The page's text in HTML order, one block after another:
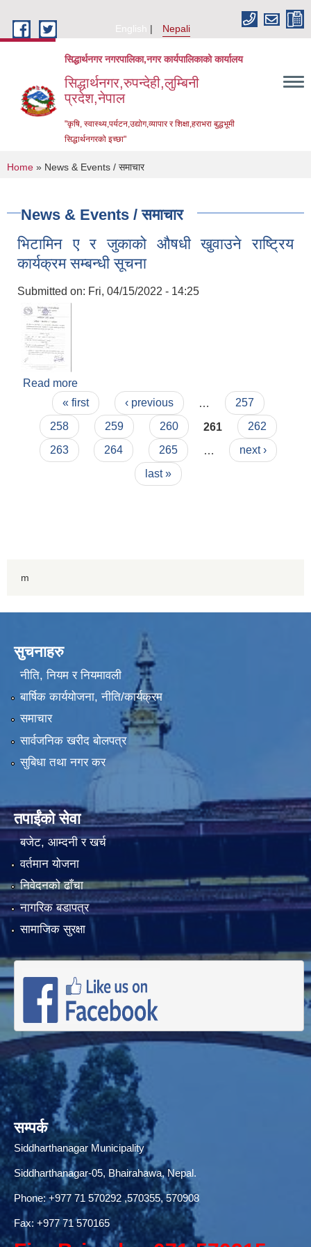
English
Nepali
सिद्धार्थनगर नगरपालिका,नगर कार्यपालिकाको कार्यालय
सिद्धार्थनगर,रुपन्देही,लुम्बिनी
प्रदेश,नेपाल
"कृषि, स्वास्थ्य,पर्यटन,उद्योग,व्यापार र शिक्षा,हराभरा बुद्धभूमी
सिद्धार्थनगरको इच्छा"
You are here
Home » News & Events / समाचार
News & Events / समाचार
भिटामिन ए र जुकाको औषधी खुवाउने राष्ट्रिय
कार्यक्रम सम्बन्धी सूचना
Submitted on: Fri, 04/15/2022 - 14:25
Read more
कार्यक्रम सम्बन्धी सूचना
Pages« first ‹ previous
257
258
259 260 261
262
263
264 265
next ›
last »
m
सुचनाहरु
नीति, नियम र नियमावली
बार्षिक कार्ययोजना, नीति/कार्यक्रम
समाचार
सार्वजनिक खरीद बोलपत्र
सुबिधा तथा नगर कर
तपाईंको सेवा
बजेट, आम्दनी र खर्च
वर्तमान योजना
निवेदनको ढाँचा
नागरिक बडापत्र
सामाजिक सुरक्षा
सम्पर्क
Siddharthanagar Municipality
Siddharthanagar-05, Bhairahawa, Nepal.
Phone:+977 71 570292,570355, 570908
Fax: +977 71 570165